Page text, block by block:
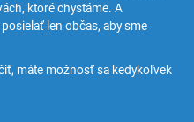
ktoré chystáme. A
len občas, aby sme
máte možnosť sa kedykoľvek